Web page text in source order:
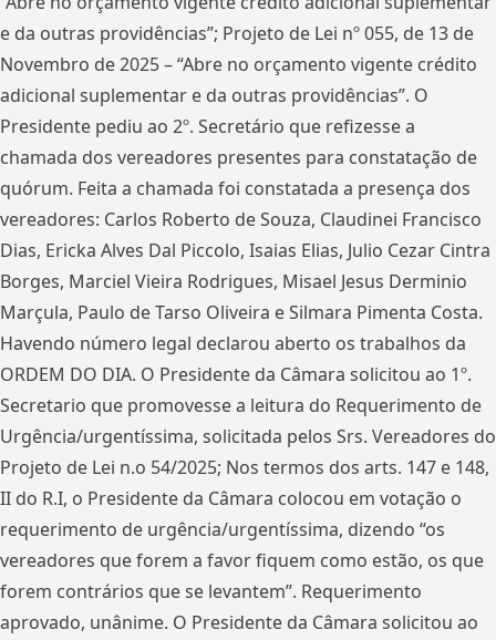
e da outras providências”; Projeto de Lei nº 055, de 13 de
Novembro de 2025 – “Abre no orçamento vigente crédito
adicional suplementar e da outras providências”. O
Presidente pediu ao 2º. Secretário que refizesse a
chamada dos vereadores presentes para constatação de
quórum. Feita a chamada foi constatada a presença dos
vereadores: Carlos Roberto de Souza, Claudinei Francisco
Dias, Ericka Alves Dal Piccolo, Isaias Elias, Julio Cezar Cintra
Borges, Marciel Vieira Rodrigues, Misael Jesus Derminio
Marçula, Paulo de Tarso Oliveira e Silmara Pimenta Costa.
Havendo número legal declarou aberto os trabalhos da
ORDEM DO DIA. O Presidente da Câmara solicitou ao 1º.
Secretario que promovesse a leitura do Requerimento de
Urgência/urgentíssima, solicitada pelos Srs. Vereadores do
Projeto de Lei n.o 54/2025; Nos termos dos arts. 147 e 148,
II do R.I, o Presidente da Câmara colocou em votação o
requerimento de urgência/urgentíssima, dizendo “os
vereadores que forem a favor fiquem como estão, os que
forem contrários que se levantem”. Requerimento
aprovado, unânime. O Presidente da Câmara solicitou ao